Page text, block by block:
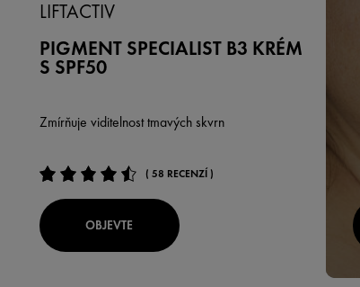
LIFTACTIV
PIGMENT SPECIALIST B3 KRÉM
S SPF50
Zmírňuje viditelnost tmavých skvrn
( 58 RECENZÍ )
OBJEVTE